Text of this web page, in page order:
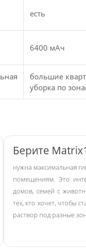
есть
6400 мАч
большие
уборка по
Берите
нужна максимальная
помещениям. Это
домов, семей с
тех, кто хочет, чтобы
раствор под разные